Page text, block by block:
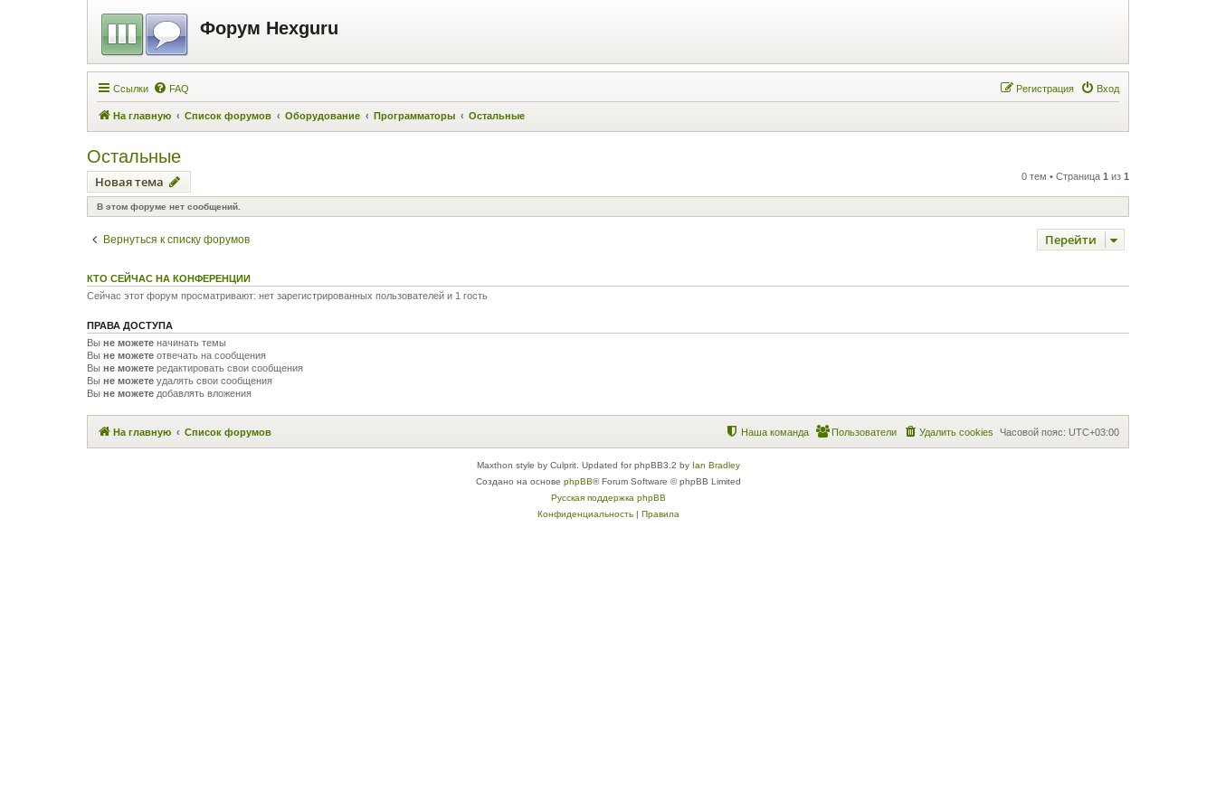
Форум Hexguru
Ссылки FAQ Вход
Регистрация
На главную Список форумов Оборудование Программаторы Остальные
Остальные
Новая тема 0 тем • Страница 1 из 1
В этом форуме нет сообщений.
Вернуться к списку форумов Перейти
КТО СЕЙЧАС НА КОНФЕРЕНЦИИ
Сейчас этот форум просматривают: нет зарегистрированных пользователей и 1 гость
ПРАВА ДОСТУПА
Вы не можете начинать темы
Вы не можете отвечать на сообщения
Вы не можете редактировать свои сообщения
Вы не можете удалять свои сообщения
Вы не можете добавлять вложения
На главную Список форумов Часовой пояс: UTC+03:00
Удалить cookies
Пользователи
Наша команда
Maxthon style by Culprit. Updated for phpBB3.2 by Ian Bradley
Создано на основе phpBB® Forum Software © phpBB Limited
Русская поддержка phpBB
Конфиденциальность| Правила